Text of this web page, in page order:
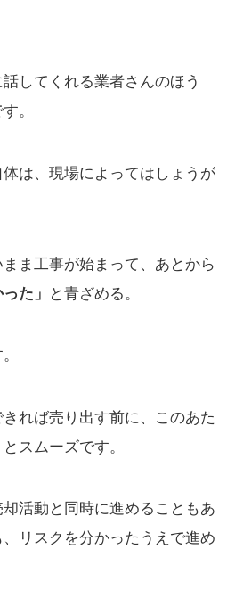
してくれる業者さんのほう
。
は、現場によってはしょうが
ま工事が始まって、あとから
た」
と青ざめる。
れば売り出す前に、このあた
スムーズです。
活動と同時に進めることもあ
リスクを分かったうえで進め